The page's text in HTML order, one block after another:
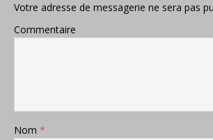
Votre adresse de messagerie ne sera pas
Commentaire
Nom *